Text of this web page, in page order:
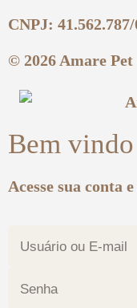
CNPJ:
© 2026 Amare Pet
Bem
Acesse sua conta